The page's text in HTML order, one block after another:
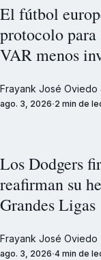
El fútbol
protocolo
VAR menos
Frayank José Oviedo
ago. 3, 2026 2 min de
Los Dodgers
reafirman su
Grandes Ligas
Frayank José Oviedo
ago. 3, 2026 4 min de